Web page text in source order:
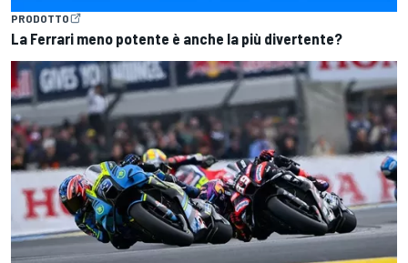
PRODOTTO
La Ferrari meno potente è anche la più divertente?